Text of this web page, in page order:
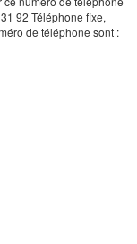
92 Téléphone fixe,
de téléphone sont :